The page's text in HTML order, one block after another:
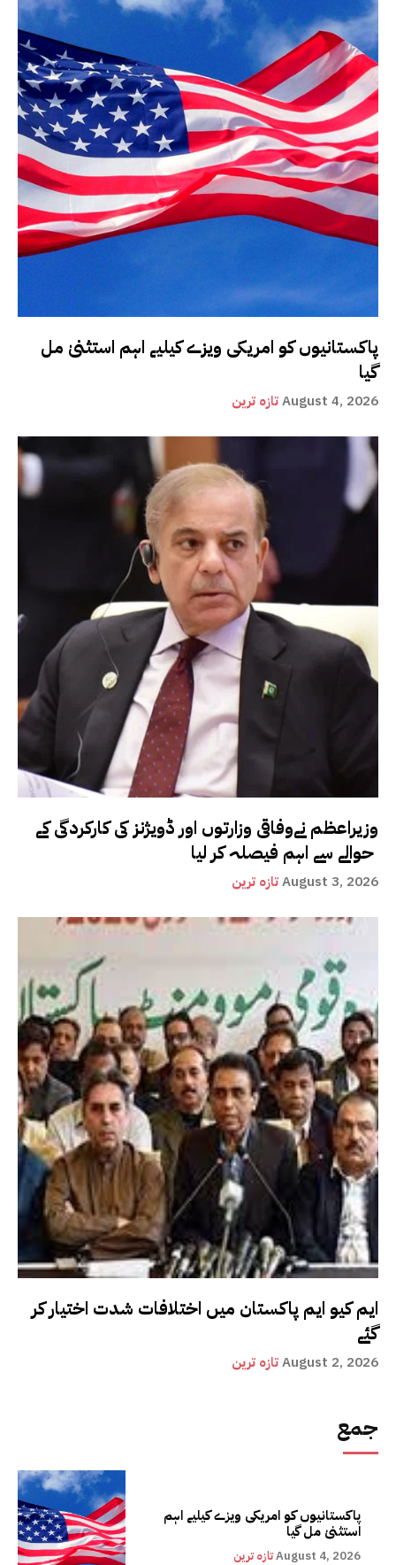
پاکستانیوں کو امریکی ویزے کیلیے اہم استثنیٰ مل
گیا
تازہ ترینAugust 4, 2026
وزیراعظم نےوفاقی وزارتوں اور ڈویژنز کی کارکردگی کے
تازہ ترینAugust 3, 2026
ایم کیو ایم پاکستان میں اختلافات شدت اختیار کر
گئے
تازہ ترینAugust 2, 2026
جمع
پاکستانیوں کو امریکی ویزے کیلیے اہم
استثنیٰ مل گیا
تازہ ترینAugust 4, 2026